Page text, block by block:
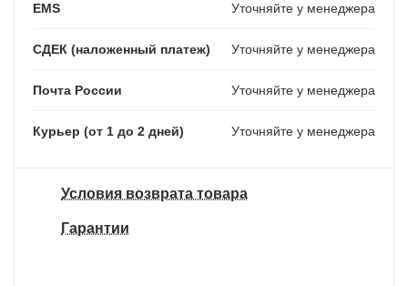
EMS Уточняйте у менеджера
СДЕК (наложенный платеж) Уточняйте у менеджера
Почта России Уточняйте у менеджера
Курьер (от 1 до 2 дней) Уточняйте у менеджера
Условия возврата товара
Гарантии